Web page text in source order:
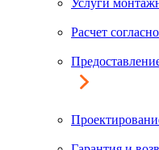
Услуги
Расчет